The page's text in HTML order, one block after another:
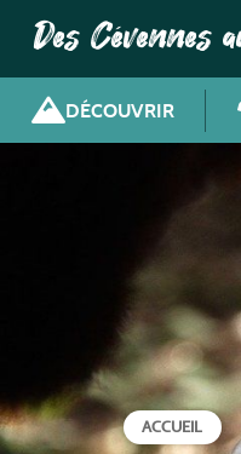
Des Cévennes
DÉCOUVRIR
ACCUEIL